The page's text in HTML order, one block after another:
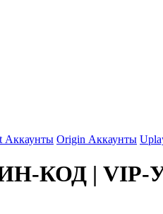
Аккаунты Origin Аккаунты
КОД |